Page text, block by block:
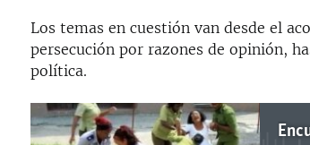
Los temas en cuestión van desde el
persecución por razones de opinión,
política.